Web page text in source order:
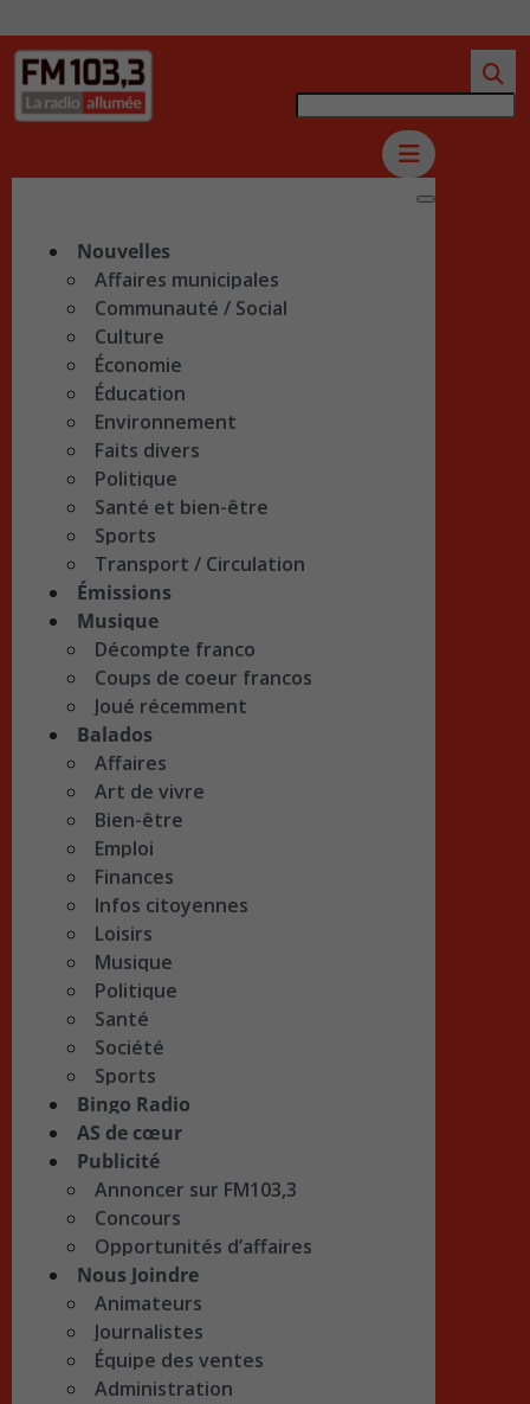
Nouvelles
Affaires municipales
Communauté / Social
Culture
Économie
Éducation
Environnement
Faits divers
Politique
Santé et bien-être
Sports
Transport / Circulation
Émissions
Musique
Décompte franco
Coups de coeur francos
Joué récemment
Balados
Affaires
Art de vivre
Bien-être
Emploi
Finances
Infos citoyennes
Loisirs
Musique
Politique
Santé
Société
Sports
Bingo Radio
AS de cœur
Publicité
Annoncer sur FM103,3
Concours
Opportunités d’affaires
Nous Joindre
Animateurs
Journalistes
Équipe des ventes
Administration